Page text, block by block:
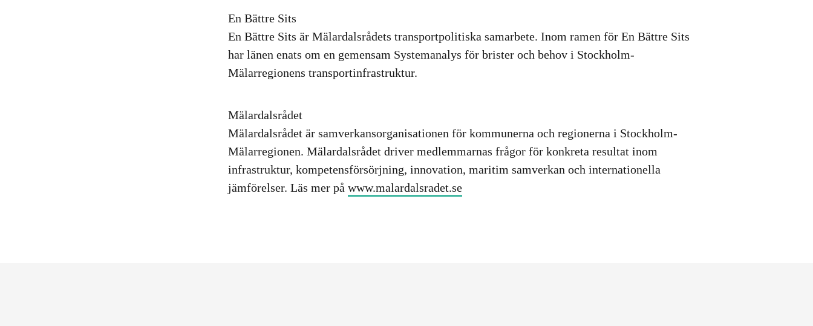
En Bättre Sits
En Bättre Sits är Mälardalsrådets transportpolitiska samarbete. Inom ramen för En Bättre Sits
har länen enats om en gemensam Systemanalys för brister och behov i Stockholm-
Mälarregionens transportinfrastruktur.
Mälardalsrådet
Mälardalsrådet är samverkansorganisationen för kommunerna och regionerna i Stockholm-
Mälarregionen. Mälardalsrådet driver medlemmarnas frågor för konkreta resultat inom
infrastruktur, kompetensförsörjning, innovation, maritim samverkan och internationella
jämförelser. Läs mer på www.malardalsradet.se